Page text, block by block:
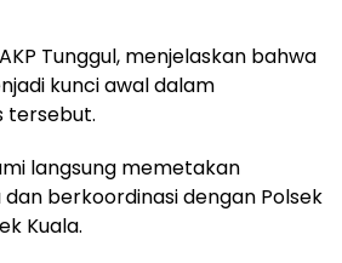
Tunggul, menjelaskan bahwa
kunci awal dalam
tersebut.
langsung memetakan
berkoordinasi dengan Polsek
Kuala.